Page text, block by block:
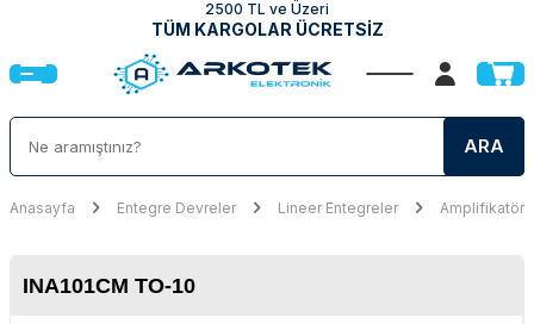
2500 TL ve Üzeri
TÜM KARGOLAR ÜCRETSİZ
ARA
Anasayfa Entegre Devreler Lineer Entegreler Amplifikatör
INA101CM TO-10